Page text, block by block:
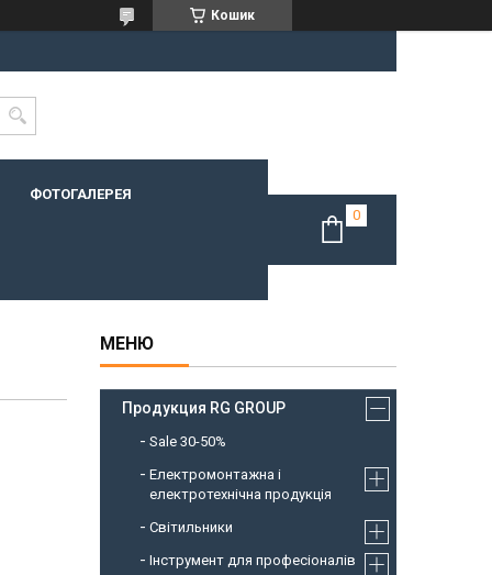
Кошик
ФОТОГАЛЕРЕЯ
Продукция RG GROUP
Sale 30-50%
Електромонтажна і
електротехнічна продукція
Світильники
Інструмент для професіоналів